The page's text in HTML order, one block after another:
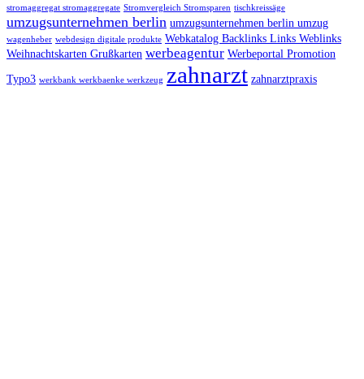
stromaggregat stromaggregate Stromvergleich Stromsparen tischkreissäge
umzugsunternehmen berlin umzugsunternehmen berlin umzug
wagenheber webdesign digitale produkte Webkatalog Backlinks Links Weblinks
Weihnachtskarten Grußkarten werbeagentur Werbeportal Promotion
Typo3 werkbank werkbaenke werkzeug zahnarzt zahnarztpraxis